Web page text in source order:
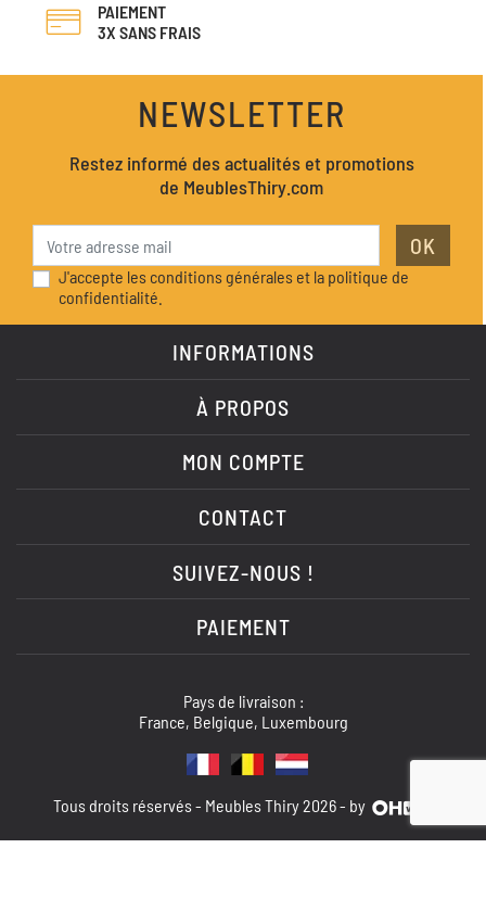
PAIEMENT
3X SANS FRAIS
NEWSLETTER
Restez informé des actualités et promotions
de MeublesThiry.com
OK
J'accepte les conditions générales et la politique de
confidentialité.
INFORMATIONS
À PROPOS
MON COMPTE
CONTACT
SUIVEZ-NOUS !
PAIEMENT
Pays de livraison :
France, Belgique, Luxembourg
Tous droits réservés - Meubles Thiry 2026 - by